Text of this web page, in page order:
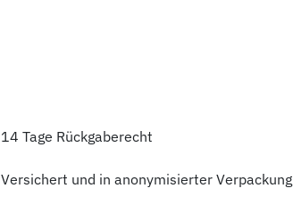
14 Tage Rückgaberecht
Versichert und in anonymisierter Verpackung